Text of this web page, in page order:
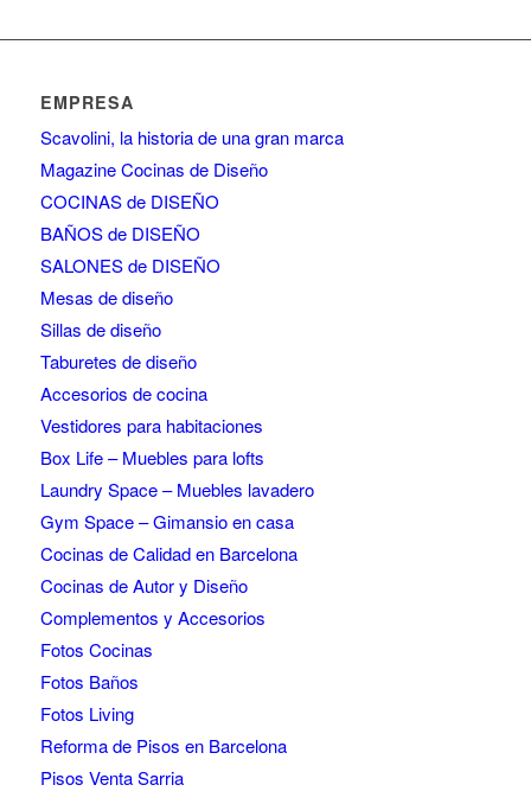
EMPRESA
Scavolini, la historia de una gran marca
Magazine Cocinas de Diseño
COCINAS de DISEÑO
BAÑOS de DISEÑO
SALONES de DISEÑO
Mesas de diseño
Sillas de diseño
Taburetes de diseño
Accesorios de cocina
Vestidores para habitaciones
Box Life – Muebles para lofts
Laundry Space – Muebles lavadero
Gym Space – Gimansio en casa
Cocinas de Calidad en Barcelona
Cocinas de Autor y Diseño
Complementos y Accesorios
Fotos Cocinas
Fotos Baños
Fotos Living
Reforma de Pisos en Barcelona
Pisos Venta Sarria